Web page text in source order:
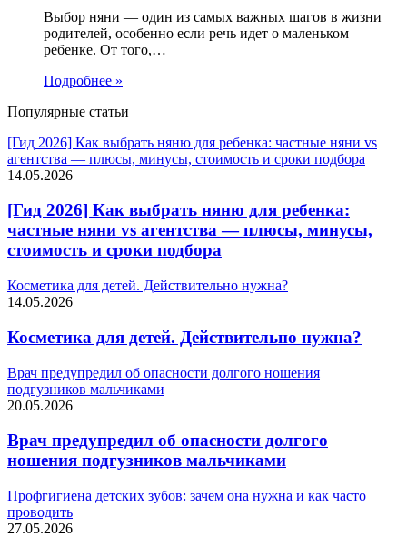
Выбор няни — один из самых важных шагов в жизни
родителей, особенно если речь идет о маленьком
ребенке. От того,…
Подробнее »
Популярные статьи
[Гид 2026] Как выбрать няню для ребенка: частные няни vs
агентства — плюсы, минусы, стоимость и сроки подбора
14.05.2026
[Гид 2026] Как выбрать няню для ребенка:
частные няни vs агентства — плюсы, минусы,
стоимость и сроки подбора
Косметика для детей. Действительно нужна?
14.05.2026
Косметика для детей. Действительно нужна?
Врач предупредил об опасности долгого ношения
подгузников мальчиками
20.05.2026
Врач предупредил об опасности долгого
ношения подгузников мальчиками
Профгигиена детских зубов: зачем она нужна и как часто
проводить
27.05.2026